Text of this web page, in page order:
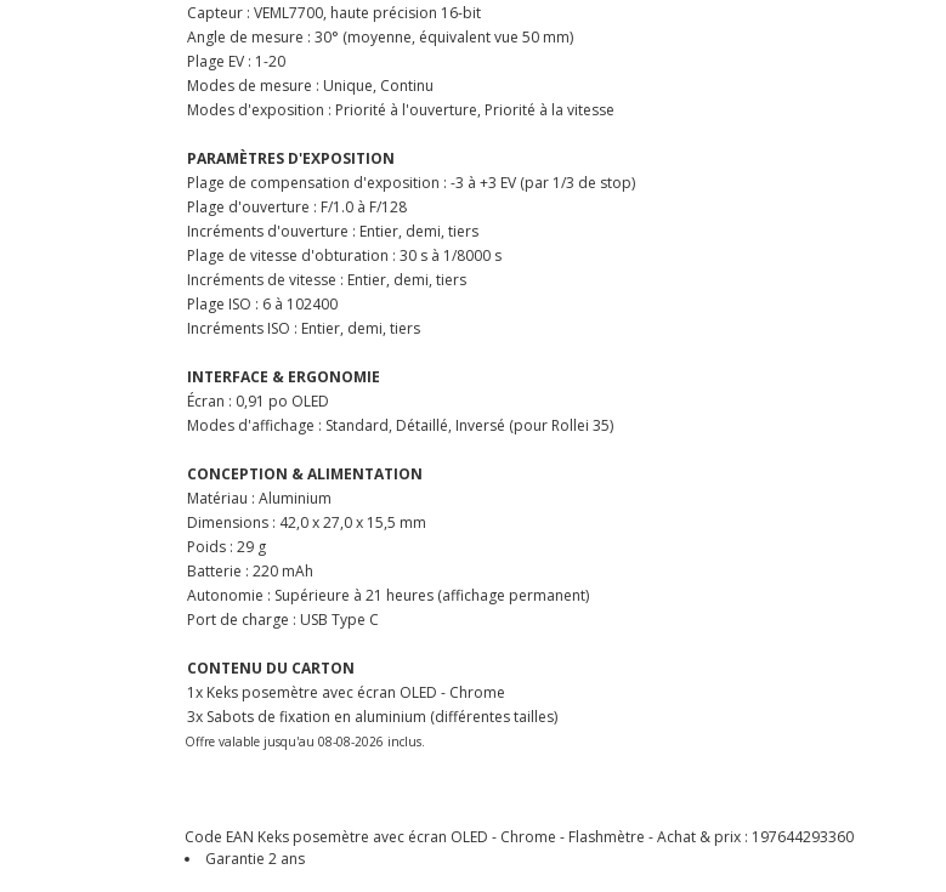
Capteur : VEML7700, haute précision 16-bit
Angle de mesure : 30° (moyenne, équivalent vue 50 mm)
Plage EV : 1-20
Modes de mesure : Unique, Continu
Modes d'exposition : Priorité à l'ouverture, Priorité à la vitesse
PARAMÈTRES D'EXPOSITION
Plage de compensation d'exposition : -3 à +3 EV (par 1/3 de stop)
Plage d'ouverture : F/1.0 à F/128
Incréments d'ouverture : Entier, demi, tiers
Plage de vitesse d'obturation : 30 s à 1/8000 s
Incréments de vitesse : Entier, demi, tiers
Plage ISO : 6 à 102400
Incréments ISO : Entier, demi, tiers
INTERFACE & ERGONOMIE
Écran : 0,91 po OLED
Modes d'affichage : Standard, Détaillé, Inversé (pour Rollei 35)
CONCEPTION & ALIMENTATION
Matériau : Aluminium
Dimensions : 42,0 x 27,0 x 15,5 mm
Poids : 29 g
Batterie : 220 mAh
Autonomie : Supérieure à 21 heures (affichage permanent)
Port de charge : USB Type C
CONTENU DU CARTON
1x Keks posemètre avec écran OLED - Chrome
3x Sabots de fixation en aluminium (différentes tailles)
Offre valable jusqu'au 08-08-2026 inclus.
Code EAN Keks posemètre avec écran OLED - Chrome - Flashmètre - Achat & prix : 197644293360
Garantie 2 ans